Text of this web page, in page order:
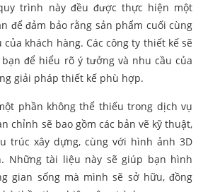
trình này đều được thực hiện một
để đảm bảo rằng sản phẩm cuối cùng
khách hàng. Các công ty thiết kế sẽ
để hiểu rõ ý tưởng và nhu cầu của
giải pháp thiết kế phù hợp.
phần không thể thiếu trong dịch vụ
chỉnh sẽ bao gồm các bản vẽ kỹ thuật,
trúc xây dựng, cùng với hình ảnh 3D
Những tài liệu này sẽ giúp bạn hình
gian sống mà mình sẽ sở hữu, đồng